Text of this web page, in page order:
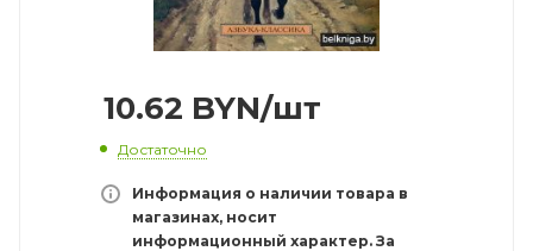
10.62 BYN/шт
Достаточно
Информация о наличии товара в
магазинах, носит
информационный характер. За